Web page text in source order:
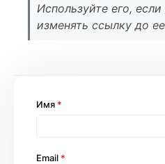
Используйте его,
изменять ссылку до
Имя *
Email *